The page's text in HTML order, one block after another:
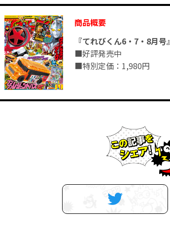
商品概要
『てれびくん6・7・8月号』
■好評発売中
■特別定価：1,980円